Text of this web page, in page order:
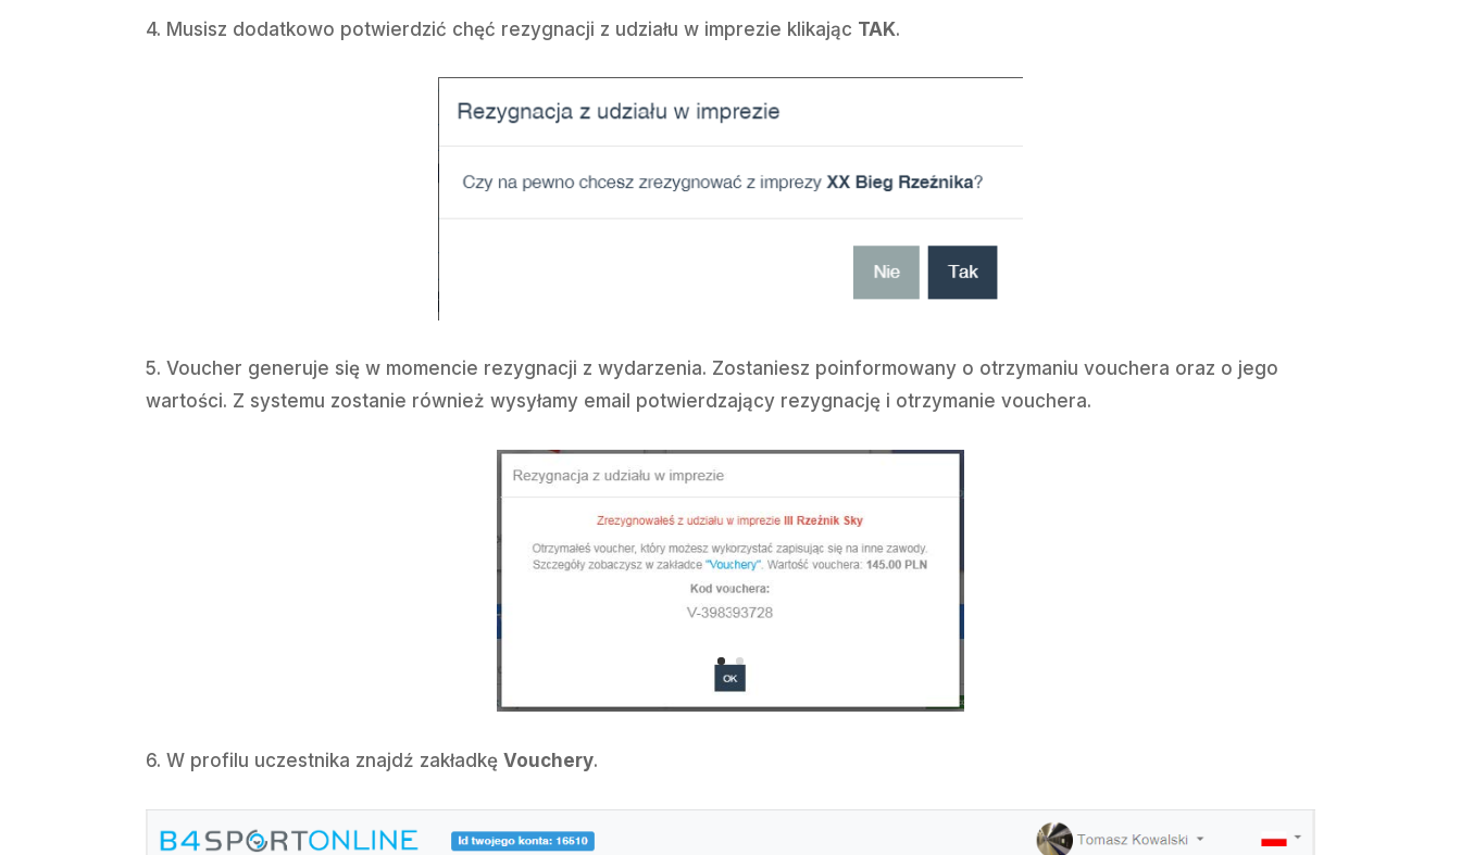
4. Musisz dodatkowo potwierdzić chęć rezygnacji z udziału w imprezie klikając TAK.
5. Voucher generuje się w momencie rezygnacji z wydarzenia. Zostaniesz poinformowany o otrzymaniu vouchera oraz o jego
wartości. Z systemu zostanie również wysyłamy email potwierdzający rezygnację i otrzymanie vouchera.
6. W profilu uczestnika znajdź zakładkęVouchery.